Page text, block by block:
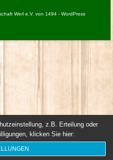
Werl e.V. von 1494 - WordPress
z.B. Erteilung oder
klicken Sie hier: